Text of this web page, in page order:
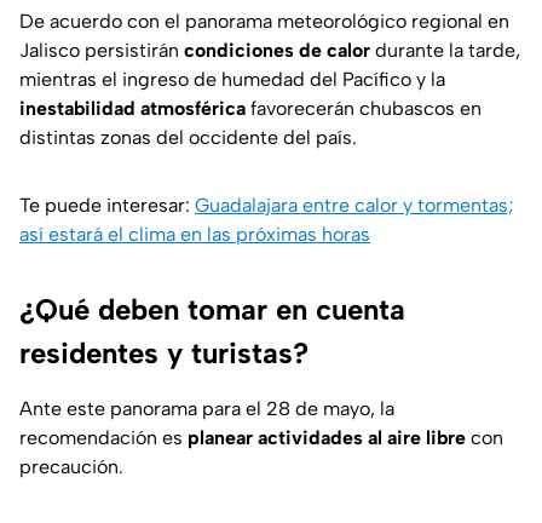
De acuerdo con el panorama meteorológico regional en
Jalisco persistirán condiciones de calor durante la tarde,
mientras el ingreso de humedad del Pacífico y la
inestabilidad atmosférica favorecerán chubascos en
distintas zonas del occidente del país.
Te puede interesar: Guadalajara entre calor y tormentas;
así estará el clima en las próximas horas
¿Qué deben tomar en cuenta
residentes y turistas?
Ante este panorama para el 28 de mayo, la
recomendación es planear actividades al aire libre con
precaución.